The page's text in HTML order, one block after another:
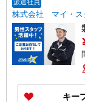
派遣社員
株式会社 マイ・ス
キー